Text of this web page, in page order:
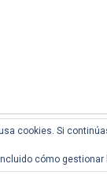
cookies. Si
cómo